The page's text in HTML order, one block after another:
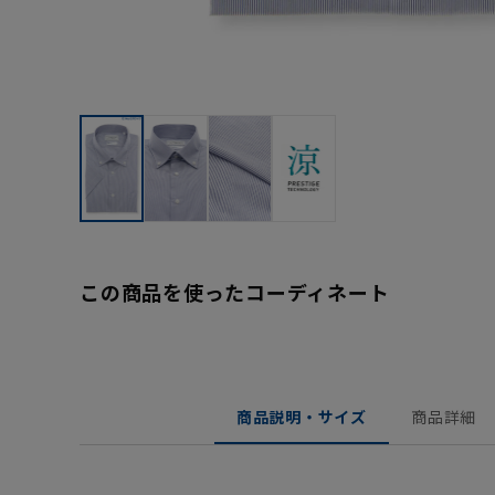
この商品を使ったコーディネート
商品説明・サイズ 商品詳細